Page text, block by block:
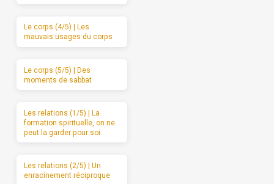
Le corps (4/5) | Les
mauvais usages du corps
Le corps (5/5) | Des
moments de sabbat
Les relations (1/5) | La
formation spirituelle, on ne
peut la garder pour soi
Les relations (2/5) | Un
enracinement réciproque